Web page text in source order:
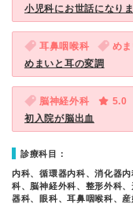
小児科にお世話になりま
耳鼻咽喉科 め
めまいと耳の変調
脳神経外科
5.0
初入院が脳出血
診療科目：
内科、循環器内科、消化器
科、脳神経外科、整形外科
器科、眼科、耳鼻咽喉科、